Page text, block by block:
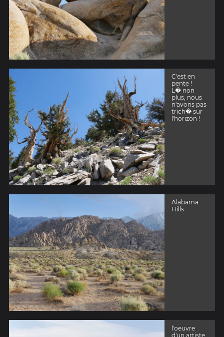
C'est en
pente !
L� non
plus, nous
n'avons pas
trich� sur
l'horizon !
Alabama
Hills
l'oeuvre
d'un artiste